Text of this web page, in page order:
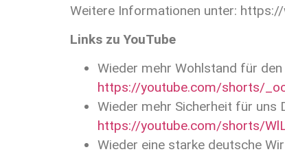
Weitere Informationen unter:
Links zu YouTube
Wieder mehr Wohlstand für
https://youtube.com/shorts/
Wieder mehr Sicherheit für uns
https://youtube.com/shorts/
Wieder eine starke deutsche